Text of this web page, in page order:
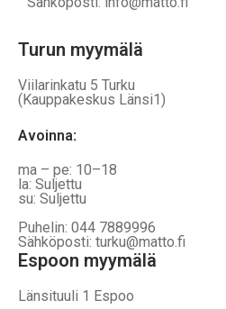
Turun myymälä
Viilarinkatu 5 Turku
(Kauppakeskus Länsi1)
Avoinna:
ma – pe: 10–18
la: Suljettu
su: Suljettu
Puhelin: 044 7889996
Sähköposti: turku@matto.fi
Espoon myymälä
Länsituuli 1 Espoo